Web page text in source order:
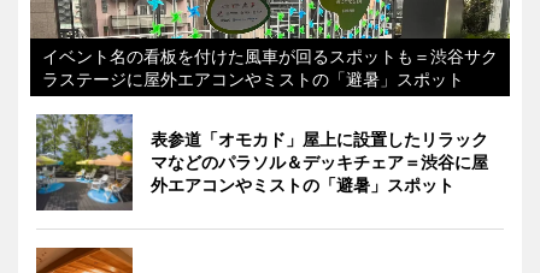
イベント名の看板を付けた風車が回るスポットも＝渋谷サク
ラステージに屋外エアコンやミストの「避暑」スポット
表参道「オモカド」屋上に設置したリラック
マなどのパラソル＆デッキチェア＝渋谷に屋
外エアコンやミストの「避暑」スポット